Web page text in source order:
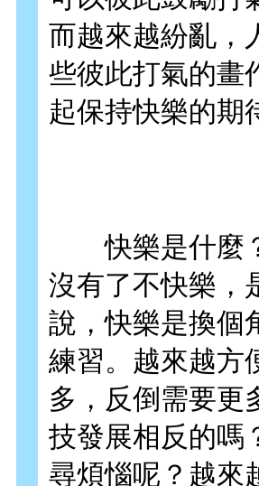
而越來越紛亂，
些彼此打氣的畫
起保持快樂的期
快樂是什麼？
沒有了不快樂，
說，快樂是換個
練習。越來越方
多，反倒需要更
技發展相反的嗎
尋煩惱呢？越來